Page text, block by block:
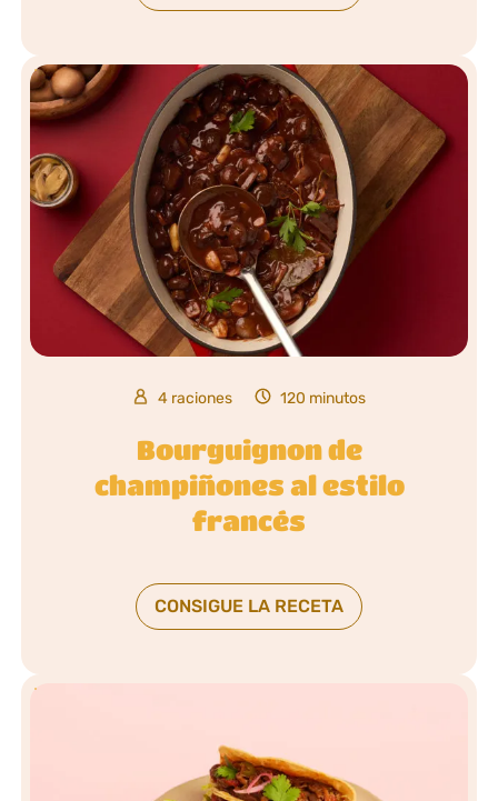
4 raciones 120 minutos
Bourguignon de
champiñones al estilo
francés
CONSIGUE LA RECETA